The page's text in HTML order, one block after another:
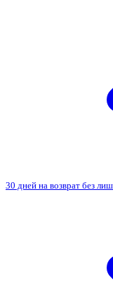
30 дней на возврат без